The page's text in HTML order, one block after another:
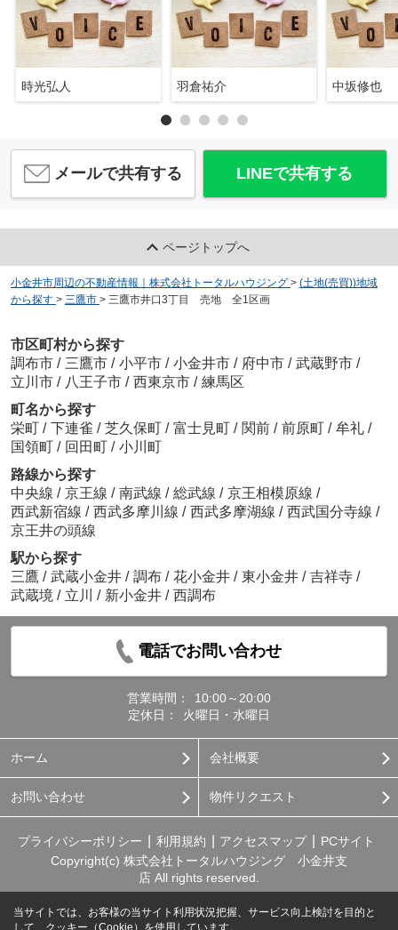
時光弘人 羽倉祐介 中坂修也
メールで共有する LINEで共有する
ページトップへ
小金井市周辺の不動産情報｜株式会社トータルハウジング > (土地(売買))地域
から探す > 三鷹市 > 三鷹市井口3丁目 売地 全1区画
市区町村から探す
調布市 / 三鷹市 / 小平市 / 小金井市 / 府中市 / 武蔵野市 /
立川市 / 八王子市 / 西東京市 / 練馬区
町名から探す
栄町 / 下連雀 / 芝久保町 / 富士見町 / 関前 / 前原町 / 牟礼 /
国領町 / 回田町 / 小川町
路線から探す
中央線 / 京王線 / 南武線 / 総武線 / 京王相模原線 /
西武新宿線 / 西武多摩川線 / 西武多摩湖線 / 西武国分寺線 /
京王井の頭線
駅から探す
三鷹 / 武蔵小金井 / 調布 / 花小金井 / 東小金井 / 吉祥寺 /
武蔵境 / 立川 / 新小金井 / 西調布
電話でお問い合わせ
営業時間：
10:00～20:00
定休日：
火曜日・水曜日
ホーム 会社概要
お問い合わせ 物件リクエスト
プライバシーポリシー 利用規約 アクセスマップ
PCサイト
Copyright(c) 株式会社トータルハウジング 小金井支
店 All rights reserved.
当サイトでは、お客様の当サイト利用状況把握、サービス向上検討を目的と
して、クッキー（Cookie）を使用しています。